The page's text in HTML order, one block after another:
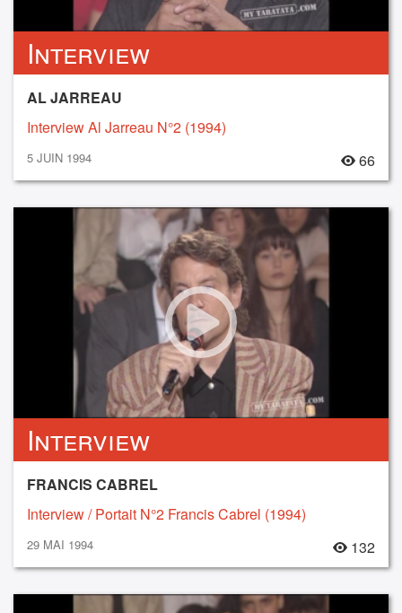
Interview
AL JARREAU
Interview Al Jarreau N°2 (1994)
5 JUIN 1994 66
Interview
FRANCIS CABREL
Interview / Portait N°2 Francis Cabrel (1994)
29 MAI 1994 132